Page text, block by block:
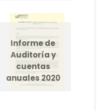
Informe de
Auditoría y
cuentas
anuales 2020